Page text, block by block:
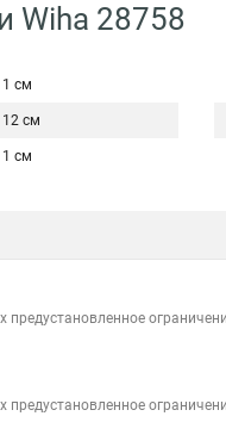
Wiha 28758
1 см
12 см
1 см
предустановленное
предустановленное